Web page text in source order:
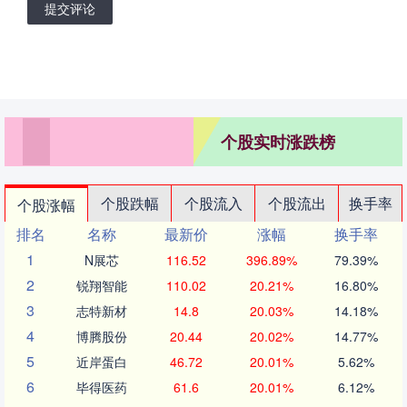
提交评论
个股实时涨跌榜
个股涨幅 个股跌幅 个股流入 个股流出
换手率
排名
名称 最新价 涨幅
换手率
1
N展芯 116.52 396.89% 79.39%
2 锐翔智能 110.02 20.21% 16.80%
3 志特新材 14.8 20.03% 14.18%
4 博腾股份 20.44 20.02% 14.77%
5 近岸蛋白 46.72 20.01% 5.62%
6 毕得医药 61.6 20.01% 6.12%